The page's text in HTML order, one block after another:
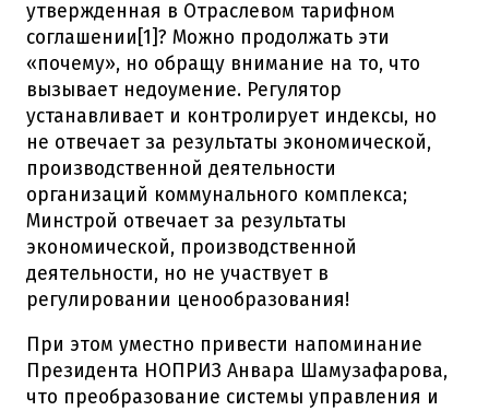
утвержденная в Отраслевом тарифном
соглашении[1]? Можно продолжать эти
«почему», но обращу внимание на то, что
вызывает недоумение. Регулятор
устанавливает и контролирует индексы, но
не отвечает за результаты экономической,
производственной деятельности
организаций коммунального комплекса;
Минстрой отвечает за результаты
экономической, производственной
деятельности, но не участвует в
регулировании ценообразования!
При этом уместно привести напоминание
Президента НОПРИЗ Анвара Шамузафарова,
что преобразование системы управления и